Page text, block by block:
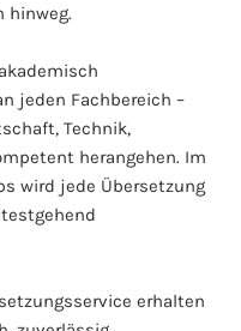
hinweg.
jeden Fachbereich –
Technik,
herangehen. Im
wird jede Übersetzung
erhalten